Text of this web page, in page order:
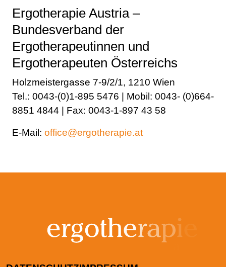
Ergotherapie Austria –
Bundesverband der
Ergotherapeutinnen und
Ergotherapeuten Österreichs
Holzmeistergasse 7-9/2/1, 1210 Wien
Tel.: 0043-(0)1-895 5476 | Mobil: 0043- (0)664-
8851 4844 | Fax: 0043-1-897 43 58
E-Mail: office@ergotherapie.at
FUSSZEILENMENÜ